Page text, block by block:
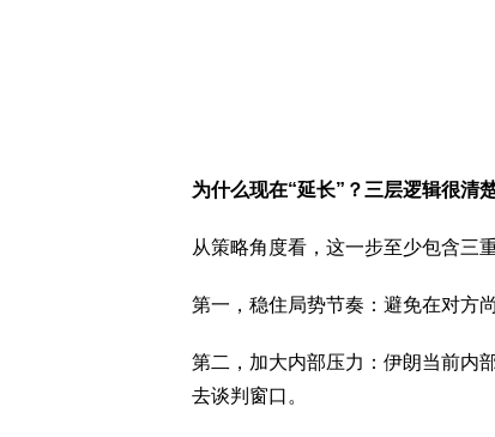
为什么现在“延长”？三层逻辑很清
从策略角度看，这一步至少包含三
第一，稳住局势节奏：避免在对方
第二，加大内部压力：伊朗当前内
去谈判窗口。